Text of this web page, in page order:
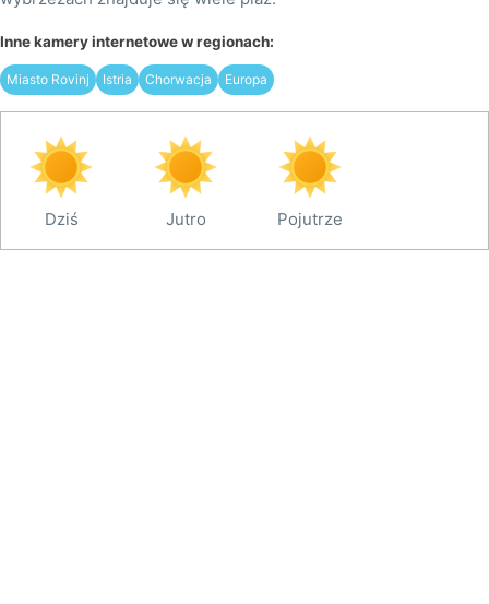
Inne kamery internetowe w regionach:
Miasto Rovinj Istria Chorwacja Europa
Dziś Jutro Pojutrze